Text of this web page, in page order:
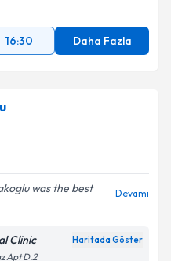
16:30 Daha Fazla
was the best
Devamı
Clinic Haritada Göster
Apt D.2